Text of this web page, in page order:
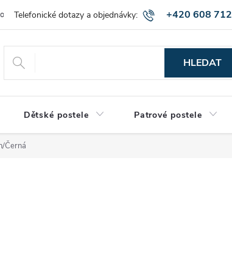
+420 608 712
515
Obchodní podmínky Montáž a výnos zboží
HLEDAT
Dětské postele Patrové postele
Černá